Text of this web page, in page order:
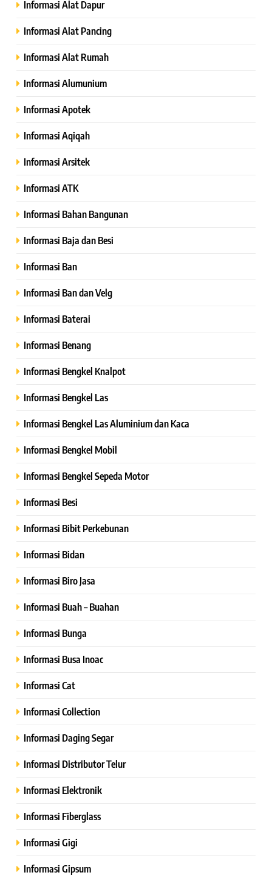
Informasi Alat Dapur
Informasi Alat Pancing
Informasi Alat Rumah
Informasi Alumunium
Informasi Apotek
Informasi Aqiqah
Informasi Arsitek
Informasi ATK
Informasi Bahan Bangunan
Informasi Baja dan Besi
Informasi Ban
Informasi Ban dan Velg
Informasi Baterai
Informasi Benang
Informasi Bengkel Knalpot
Informasi Bengkel Las
Informasi Bengkel Las Aluminium dan Kaca
Informasi Bengkel Mobil
Informasi Bengkel Sepeda Motor
Informasi Besi
Informasi Bibit Perkebunan
Informasi Bidan
Informasi Biro Jasa
Informasi Buah – Buahan
Informasi Bunga
Informasi Busa Inoac
Informasi Cat
Informasi Collection
Informasi Daging Segar
Informasi Distributor Telur
Informasi Elektronik
Informasi Fiberglass
Informasi Gigi
Informasi Gipsum